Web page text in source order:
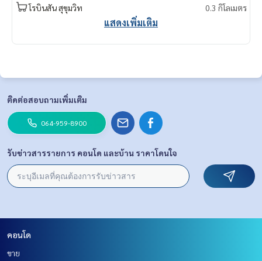
โรบินสัน สุขุมวิท
0.3 กิโลเมตร
แสดงเพิ่มเติม
ติดต่อสอบถามเพิ่มเติม
064-959-8900
รับข่าวสารรายการ คอนโด และบ้าน ราคาโดนใจ
คอนโด
ขาย